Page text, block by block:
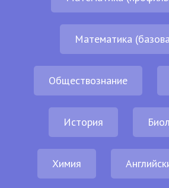
Математика
Обществознание
История
Химия